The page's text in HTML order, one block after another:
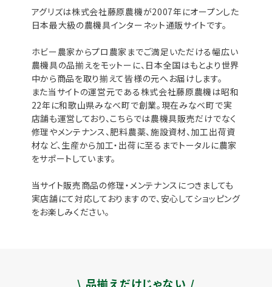
アグリズは株式会社藤原農機が2007年にオープンした
日本最大級の農機具インターネット通販サイトです。
ホビー農家からプロ農家までご満足いただける幅広い
農機具の品揃えをモットーに、日本全国はもとより世界
中から商品を取り揃えて皆様の元へお届けします。
また当サイトの運営元である株式会社藤原農機は昭和
22年に和歌山県みなべ町で創業。現在みなべ町で実
店舗も運営しており、こちらでは農機具販売だけでなく
修理やメンテナンス、肥料農薬、施設資材、加工出荷資
材など、生産から加工・出荷に至るまでトータルに農家
をサポートしています。
当サイト販売商品の修理・メンテナンスにつきましても
実店舗にて対応しておりますので、安心してショッピング
をお楽しみください。
\ 品揃えだけじゃない /